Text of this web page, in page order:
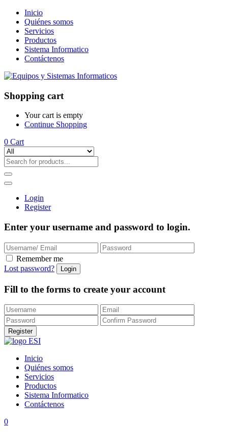
Inicio
Quiénes somos
Servicios
Productos
Sistema Informatico
Contáctenos
Shopping cart
Your cart is empty
Continue Shopping
0 Cart
Login
Register
Enter your username and password to login.
Remember me
Lost password?
Fill to the forms to create your account
Inicio
Quiénes somos
Servicios
Productos
Sistema Informatico
Contáctenos
0